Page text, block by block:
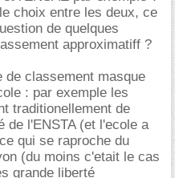
choix entre les deux, ce
de quelques
approximatiff ?
de classement masque
: par exemple les
traditionellement de
de l'ENSTA (et l'ecole a
qui se raproche du
(du moins c'etait le cas
grande liberté